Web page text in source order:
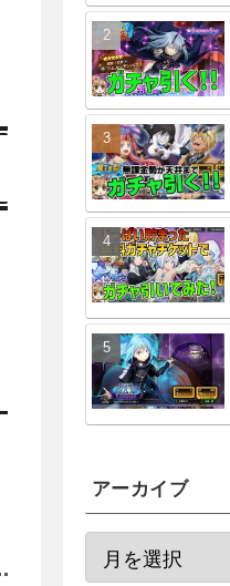
アーカイブ